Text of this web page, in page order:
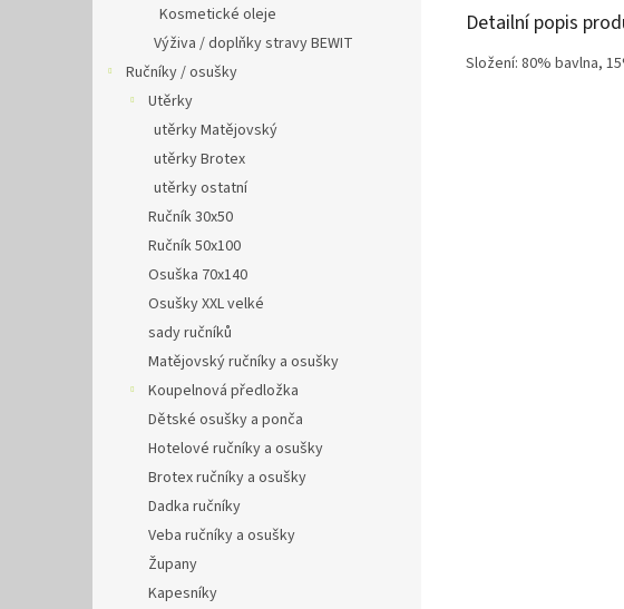
Kosmetické oleje
Výživa / doplňky stravy BEWIT
Ručníky / osušky
Utěrky
utěrky Matějovský
utěrky Brotex
utěrky ostatní
Ručník 30x50
Ručník 50x100
Osuška 70x140
Osušky XXL velké
sady ručníků
Matějovský ručníky a osušky
Koupelnová předložka
Dětské osušky a ponča
Hotelové ručníky a osušky
Brotex ručníky a osušky
Dadka ručníky
Veba ručníky a osušky
Župany
Kapesníky
Detailní popis
Složení: 80% bavlna,